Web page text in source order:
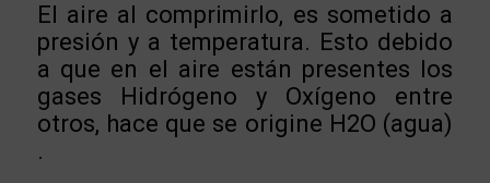
El aire al comprimirlo, es sometido a
presión y a temperatura. Esto debido
a que en el aire están presentes los
gases Hidrógeno y Oxígeno entre
otros, hace que se origine H2O (agua)
.